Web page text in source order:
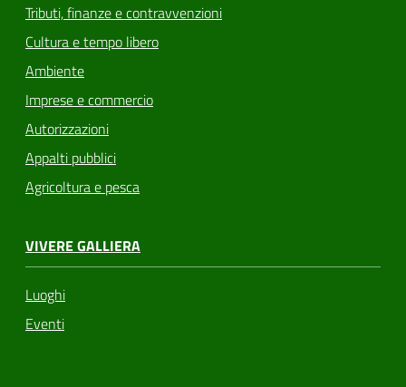
Tributi, finanze e contravvenzioni
Cultura e tempo libero
Ambiente
Imprese e commercio
Autorizzazioni
Appalti pubblici
Agricoltura e pesca
VIVERE GALLIERA
Luoghi
Eventi